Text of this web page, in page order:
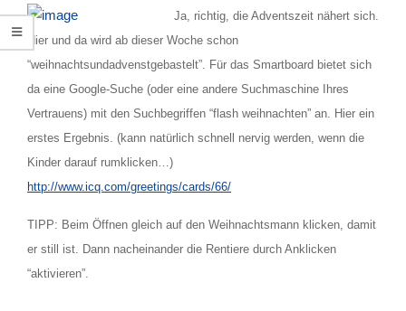
Ja, richtig, die Adventszeit nähert sich.
Hier und da wird ab dieser Woche schon
“weihnachtsundadvenstgebastelt”. Für das Smartboard bietet sich
da eine Google-Suche (oder eine andere Suchmaschine Ihres
Vertrauens) mit den Suchbegriffen “flash weihnachten” an. Hier ein
erstes Ergebnis. (kann natürlich schnell nervig werden, wenn die
Kinder darauf rumklicken…)
http://www.icq.com/greetings/cards/66/
TIPP: Beim Öffnen gleich auf den Weihnachtsmann klicken, damit
er still ist. Dann nacheinander die Rentiere durch Anklicken
“aktivieren”.